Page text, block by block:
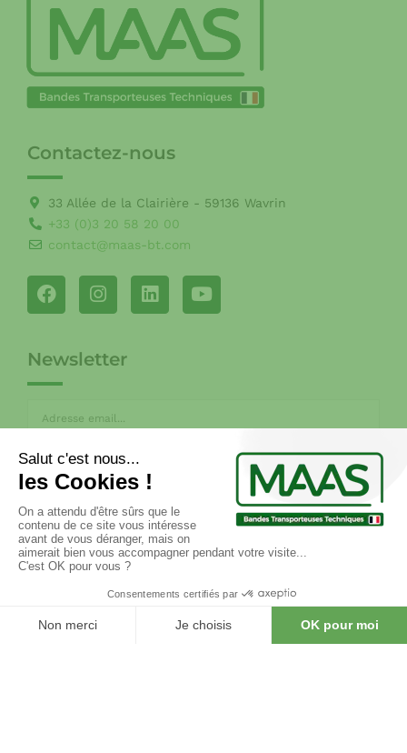
Contactez-nous
33 Allée de la Clairière - 59136 Wavrin
+33 (0)3 20 58 20 00
contact@maas-bt.com
Newsletter
CGV MENTIONS LÉGALES
POLITIQUE DE CONFIDENTIALITÉ RGPD FAQ